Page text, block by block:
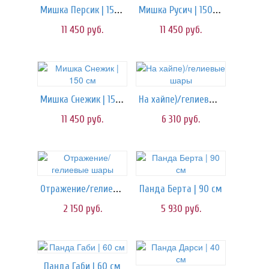
Мишка Персик | 150 cм
11 450 руб.
Мишка Русич | 150 см
11 450 руб.
Мишка Снежик | 150 см
11 450 руб.
На хайпе)/гелиевые шары
6 310 руб.
Отражение/гелиевые шары
2 150 руб.
Панда Берта | 90 см
5 930 руб.
Панда Габи | 60 см